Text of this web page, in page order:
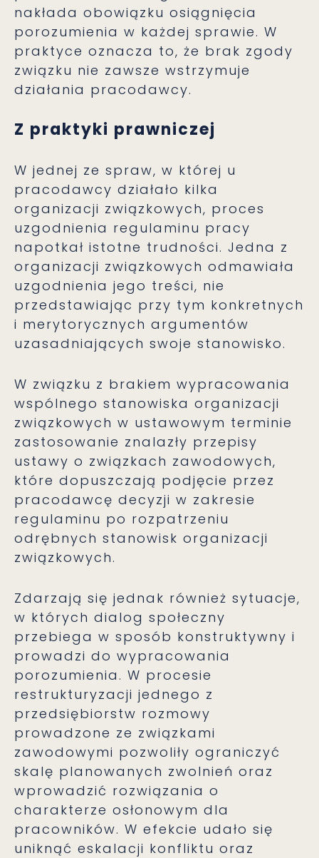
nakłada obowiązku osiągnięcia
porozumienia w każdej sprawie. W
praktyce oznacza to, że brak zgody
związku nie zawsze wstrzymuje
działania pracodawcy.
Z praktyki prawniczej
W jednej ze spraw, w której u
pracodawcy działało kilka
organizacji związkowych, proces
uzgodnienia regulaminu pracy
napotkał istotne trudności. Jedna z
organizacji związkowych odmawiała
uzgodnienia jego treści, nie
przedstawiając przy tym konkretnych
i merytorycznych argumentów
uzasadniających swoje stanowisko.
W związku z brakiem wypracowania
wspólnego stanowiska organizacji
związkowych w ustawowym terminie
zastosowanie znalazły przepisy
ustawy o związkach zawodowych,
które dopuszczają podjęcie przez
pracodawcę decyzji w zakresie
regulaminu po rozpatrzeniu
odrębnych stanowisk organizacji
związkowych.
Zdarzają się jednak również sytuacje,
w których dialog społeczny
przebiega w sposób konstruktywny i
prowadzi do wypracowania
porozumienia. W procesie
restrukturyzacji jednego z
przedsiębiorstw rozmowy
prowadzone ze związkami
zawodowymi pozwoliły ograniczyć
skalę planowanych zwolnień oraz
wprowadzić rozwiązania o
charakterze osłonowym dla
pracowników. W efekcie udało się
uniknąć eskalacji konfliktu oraz